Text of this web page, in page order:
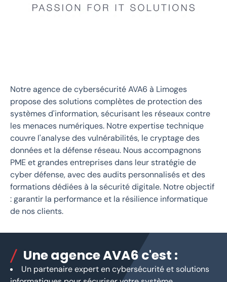
Notre agence de cybersécurité AVA6 à Limoges
propose des solutions complètes de protection des
systèmes d'information, sécurisant les réseaux contre
les menaces numériques. Notre expertise technique
couvre l'analyse des vulnérabilités, le cryptage des
données et la défense réseau. Nous accompagnons
PME et grandes entreprises dans leur stratégie de
cyber défense, avec des audits personnalisés et des
formations dédiées à la sécurité digitale. Notre objectif
: garantir la performance et la résilience informatique
de nos clients.
Une agence AVA6 c'est :
Un partenaire expert en cybersécurité et solutions